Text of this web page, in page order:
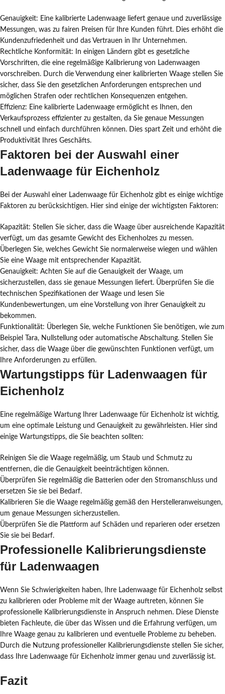
Genauigkeit: Eine kalibrierte Ladenwaage liefert genaue und zuverlässige
Messungen, was zu fairen Preisen für Ihre Kunden führt. Dies erhöht die
Kundenzufriedenheit und das Vertrauen in Ihr Unternehmen.
Rechtliche Konformität: In einigen Ländern gibt es gesetzliche
Vorschriften, die eine regelmäßige Kalibrierung von Ladenwaagen
vorschreiben. Durch die Verwendung einer kalibrierten Waage stellen Sie
sicher, dass Sie den gesetzlichen Anforderungen entsprechen und
möglichen Strafen oder rechtlichen Konsequenzen entgehen.
Effizienz: Eine kalibrierte Ladenwaage ermöglicht es Ihnen, den
Verkaufsprozess effizienter zu gestalten, da Sie genaue Messungen
schnell und einfach durchführen können. Dies spart Zeit und erhöht die
Produktivität Ihres Geschäfts.
Faktoren bei der Auswahl einer
Ladenwaage für Eichenholz
Bei der Auswahl einer Ladenwaage für Eichenholz gibt es einige wichtige
Faktoren zu berücksichtigen. Hier sind einige der wichtigsten Faktoren:
Kapazität: Stellen Sie sicher, dass die Waage über ausreichende Kapazität
verfügt, um das gesamte Gewicht des Eichenholzes zu messen.
Überlegen Sie, welches Gewicht Sie normalerweise wiegen und wählen
Sie eine Waage mit entsprechender Kapazität.
Genauigkeit: Achten Sie auf die Genauigkeit der Waage, um
sicherzustellen, dass sie genaue Messungen liefert. Überprüfen Sie die
technischen Spezifikationen der Waage und lesen Sie
Kundenbewertungen, um eine Vorstellung von ihrer Genauigkeit zu
bekommen.
Funktionalität: Überlegen Sie, welche Funktionen Sie benötigen, wie zum
Beispiel Tara, Nullstellung oder automatische Abschaltung. Stellen Sie
sicher, dass die Waage über die gewünschten Funktionen verfügt, um
Ihre Anforderungen zu erfüllen.
Wartungstipps für Ladenwaagen für
Eichenholz
Eine regelmäßige Wartung Ihrer Ladenwaage für Eichenholz ist wichtig,
um eine optimale Leistung und Genauigkeit zu gewährleisten. Hier sind
einige Wartungstipps, die Sie beachten sollten:
Reinigen Sie die Waage regelmäßig, um Staub und Schmutz zu
entfernen, die die Genauigkeit beeinträchtigen können.
Überprüfen Sie regelmäßig die Batterien oder den Stromanschluss und
ersetzen Sie sie bei Bedarf.
Kalibrieren Sie die Waage regelmäßig gemäß den Herstelleranweisungen,
um genaue Messungen sicherzustellen.
Überprüfen Sie die Plattform auf Schäden und reparieren oder ersetzen
Sie sie bei Bedarf.
Professionelle Kalibrierungsdienste
für Ladenwaagen
Wenn Sie Schwierigkeiten haben, Ihre Ladenwaage für Eichenholz selbst
zu kalibrieren oder Probleme mit der Waage auftreten, können Sie
professionelle Kalibrierungsdienste in Anspruch nehmen. Diese Dienste
bieten Fachleute, die über das Wissen und die Erfahrung verfügen, um
Ihre Waage genau zu kalibrieren und eventuelle Probleme zu beheben.
Durch die Nutzung professioneller Kalibrierungsdienste stellen Sie sicher,
dass Ihre Ladenwaage für Eichenholz immer genau und zuverlässig ist.
Fazit